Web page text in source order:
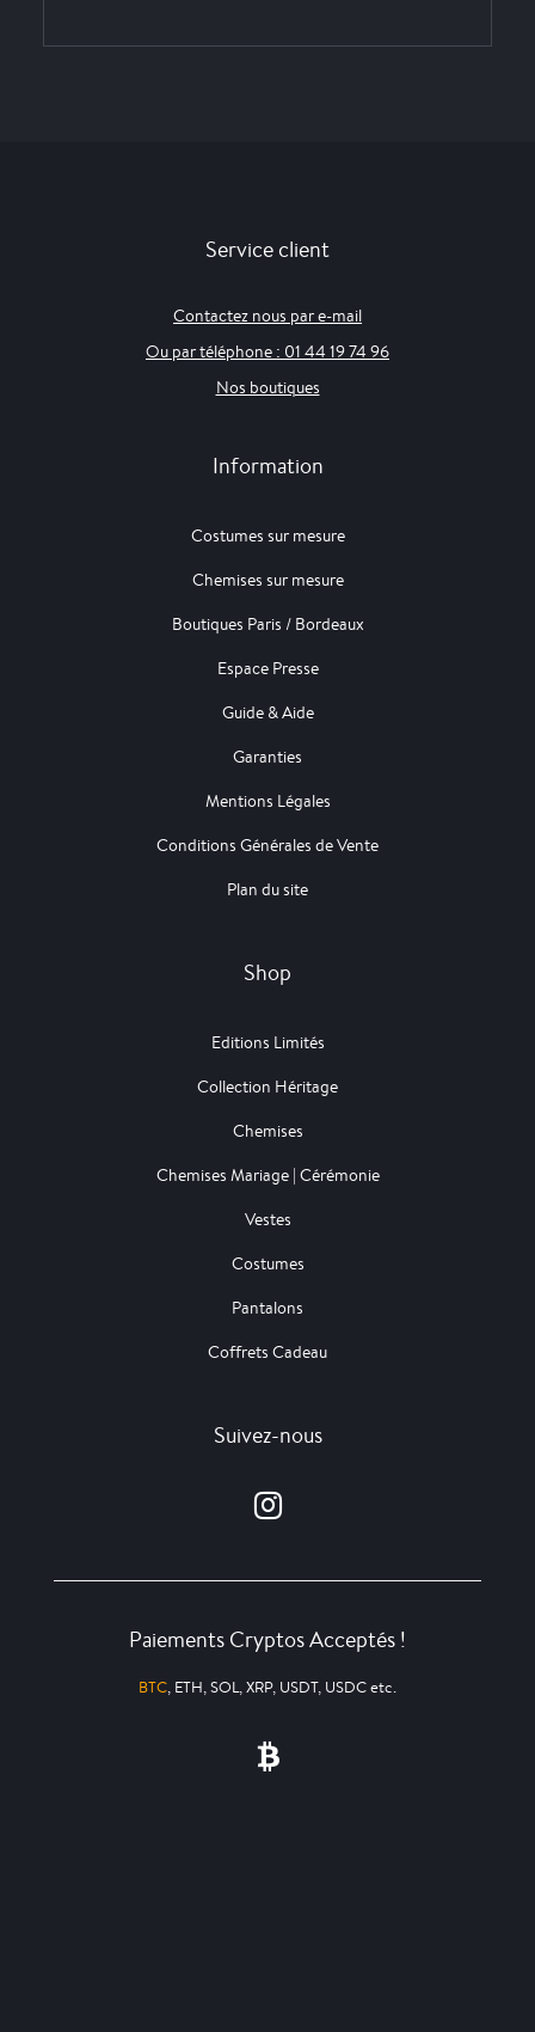
Service client
Contactez nous par e-mail
Ou par téléphone : 01 44 19 74 96
Nos boutiques
Information
Costumes sur mesure
Chemises sur mesure
Boutiques Paris / Bordeaux
Espace Presse
Guide & Aide
Garanties
Mentions Légales
Conditions Générales de Vente
Plan du site
Shop
Editions Limités
Collection Héritage
Chemises
Chemises Mariage | Cérémonie
Vestes
Costumes
Pantalons
Coffrets Cadeau
Suivez-nous
Paiements Cryptos Acceptés !
BTC, ETH, SOL, XRP, USDT, USDC etc.